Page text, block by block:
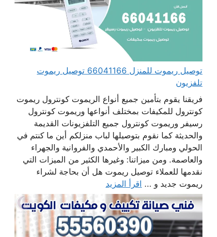
توصيل ريموت للمنزل 66041166 توصيل ريموت
تلفزيون
فريقنا يقوم بتأمين جميع أنواع الريموت كونترول ريموت
كونترول للمكيفات بمختلف أنواعها وريموت كونترول
رسيفر وريموت كونترول جميع التلفزيونات القديمة
والحديثة كما نقوم بتوصيلها لباب منزلكم أين ما كنتم في
الحولي ومبارك الكبير والأحمدي والفروانية والجهراء
والعاصمة. ومن ميزاتنا: وغيرها الكثير من الميزات التي
نقدمها للعملاء توصيل ريموت هل أن بحاجة لشراء
ريموت جديد و ... اقرأ المزيد